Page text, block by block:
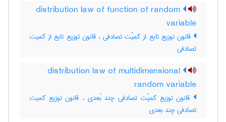
distribution law of function of random
variable
قانون توزیع تابع از کمیّت تصادفی ، قانون توزیع تابع از کمیت
تصادفی
distribution law of multidimensional
random variable
قانون توزیع کمیّت تصادفی چند بُعدی ، قانون توزیع کمیت
تصادفی چند بعدی